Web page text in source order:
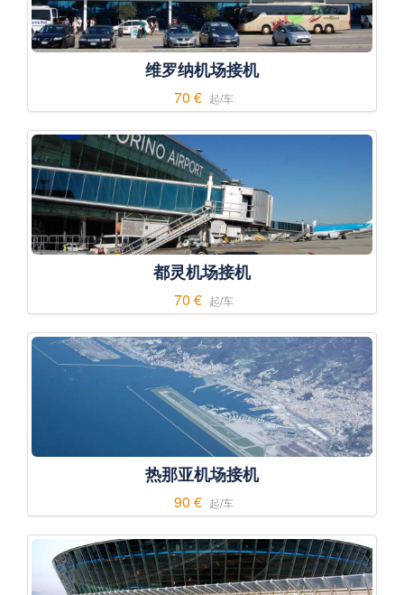
维罗纳机场接机
70 € 起/车
都灵机场接机
70 € 起/车
热那亚机场接机
90 € 起/车